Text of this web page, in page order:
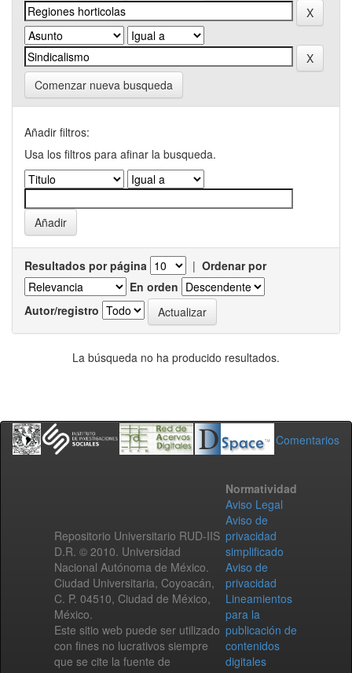
Comenzar nueva busqueda
Añadir filtros:
Usa los filtros para afinar la busqueda.
Resultados por página | Ordenar por
En orden
Autor/registro
La búsqueda no ha producido resultados.
Comentarios
Repositorio Universitario RUD-IIS
D.R. © 2010. Universidad
Nacional Autónoma de México.
Ciudad Universitaria, Coyoacán,
C. P. 04510, Ciudad de México,
México.
Este sitio web puede ser utilizado
con fines no lucrativos siempre
que se cite la fuente de
Normatividad
Aviso Legal
Aviso de
privacidad
simplificado
Aviso de
privacidad
Lineamientos
para la
publicación de
contenidos
digitales